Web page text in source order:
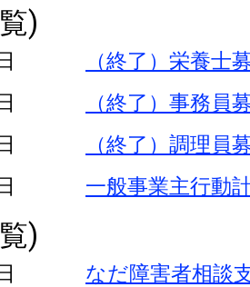
)
（終了）栄養士
（終了）事務員
（終了）調理員
一般事業主行動
)
なだ障害者相談